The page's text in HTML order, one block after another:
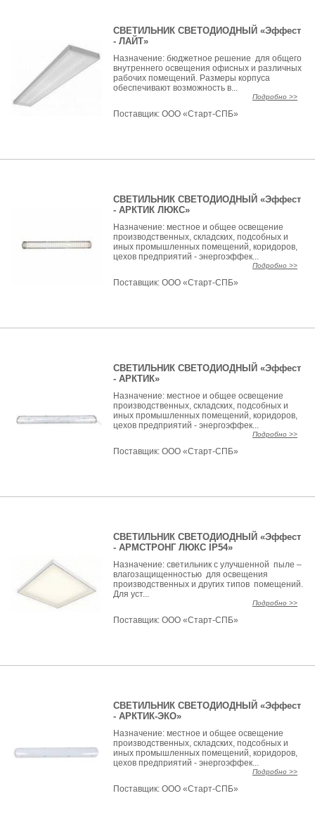
СВЕТИЛЬНИК СВЕТОДИОДНЫЙ «Эффест
- ЛАЙТ»
Назначение: бюджетное решение для общего
внутреннего освещения офисных и различных
рабочих помещений. Размеры корпуса
обеспечивают возможность в...
Подробно >>
Поставщик:ООО «Старт-СПБ»
СВЕТИЛЬНИК СВЕТОДИОДНЫЙ «Эффест
- АРКТИК ЛЮКС»
Назначение: местное и общее освещение
производственных, складских, подсобных и
иных промышленных помещений, коридоров,
цехов предприятий - энергоэффек...
Подробно >>
Поставщик:ООО «Старт-СПБ»
СВЕТИЛЬНИК СВЕТОДИОДНЫЙ «Эффест
- АРКТИК»
Назначение: местное и общее освещение
производственных, складских, подсобных и
иных промышленных помещений, коридоров,
цехов предприятий - энергоэффек...
Подробно >>
Поставщик:ООО «Старт-СПБ»
СВЕТИЛЬНИК СВЕТОДИОДНЫЙ «Эффест
- АРМСТРОНГ ЛЮКС IP54»
Назначение: светильник с улучшенной пыле –
влагозащищенностью для освещения
производственных и других типов помещений.
Для уст...
Подробно >>
Поставщик:ООО «Старт-СПБ»
СВЕТИЛЬНИК СВЕТОДИОДНЫЙ «Эффест
- АРКТИК-ЭКО»
Назначение: местное и общее освещение
производственных, складских, подсобных и
иных промышленных помещений, коридоров,
цехов предприятий - энергоэффек...
Подробно >>
Поставщик:ООО «Старт-СПБ»